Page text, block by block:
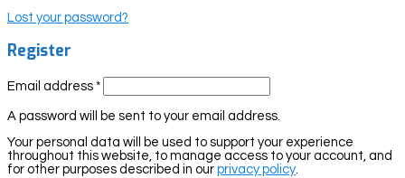
Lost your password?
Register
Email address *
A password will be sent to your email address.
Your personal data will be used to support your experience
throughout this website, to manage access to your account, and
for other purposes described in our privacy policy.